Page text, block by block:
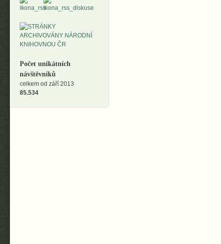
Počet unikátních
návštěvníků
celkem od září 2013
85.534